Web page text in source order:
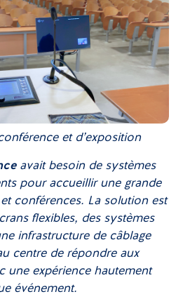
et d’exposition
avait besoin de systèmes
pour accueillir une grande
et conférences. La solution est
flexibles, des systèmes
infrastructure de câblage
centre de répondre aux
une expérience hautement
événement.